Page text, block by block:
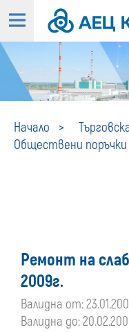
Начало
Обществени поръчки
Ремонт на
2009г.
Валидна от:
Валидна до: